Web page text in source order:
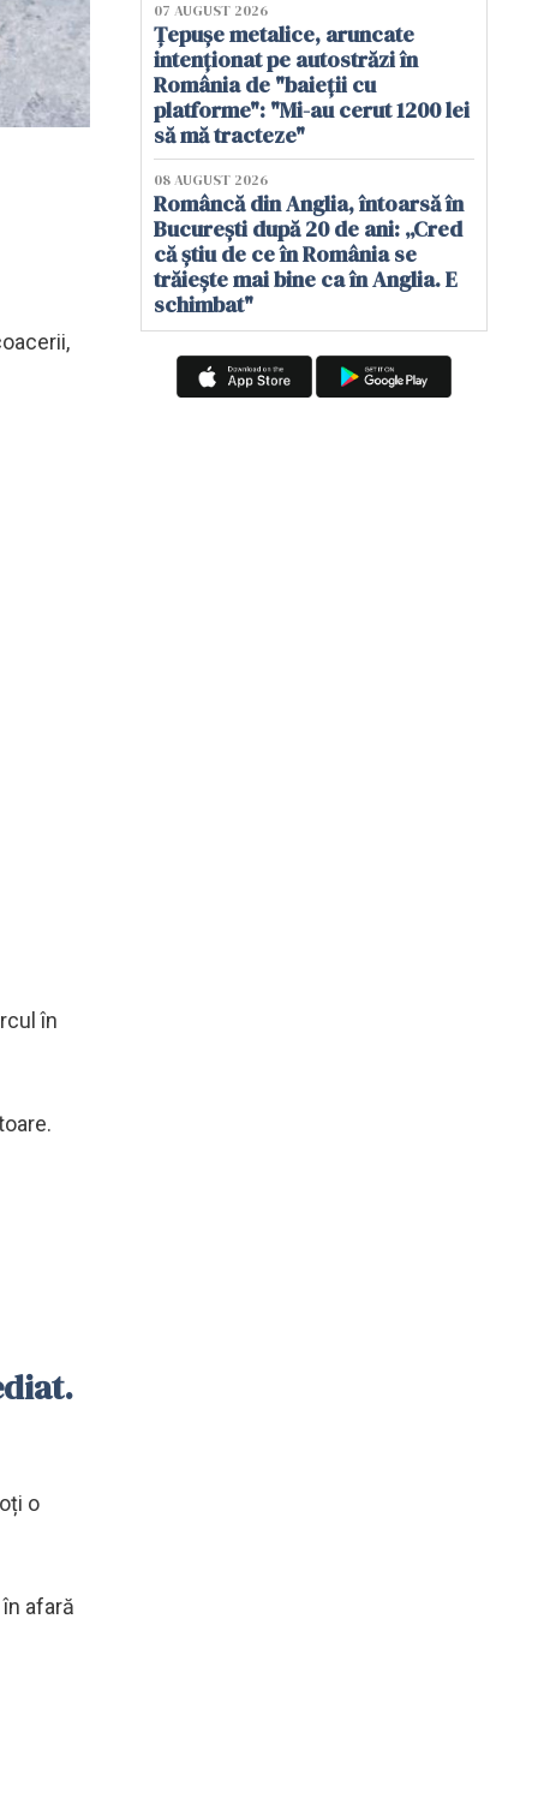
în
o
afară
07 AUGUST 2026
Țepușe metalice, aruncate
intenționat pe autostrăzi în
România de "baieții cu
platforme": "Mi-au cerut 1200 lei
să mă tracteze"
08 AUGUST 2026
Româncă din Anglia, întoarsă în
București după 20 de ani: „Cred
că știu de ce în România se
trăiește mai bine ca în Anglia. E
schimbat"